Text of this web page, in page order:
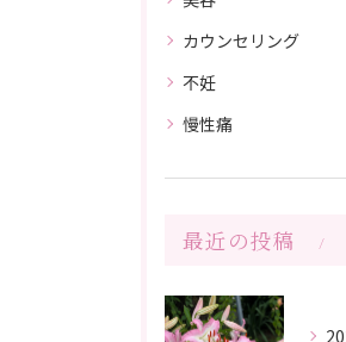
カウンセリング
不妊
慢性痛
最近の投稿